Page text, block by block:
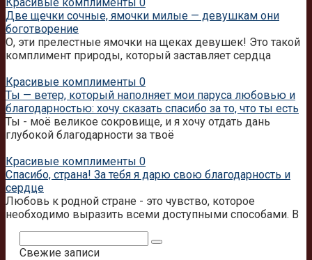
Две щечки сочные, ямочки милые — девушкам они
боготворение
О, эти прелестные ямочки на щеках девушек! Это такой
комплимент природы, который заставляет сердца
Красивые комплименты 0
Ты — ветер, который наполняет мои паруса любовью и
благодарностью: хочу сказать спасибо за то, что ты есть
Ты - моё великое сокровище, и я хочу отдать дань
глубокой благодарности за твоё
Красивые комплименты 0
Спасибо, страна! За тебя я дарю свою благодарность и
сердце
Любовь к родной стране - это чувство, которое
необходимо выразить всеми доступными способами. В
Свежие записи